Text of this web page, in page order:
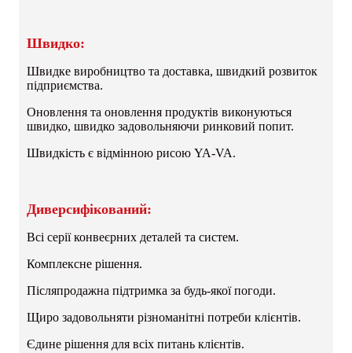
Швидко:
Швидке виробництво та доставка, швидкий розвиток
підприємства.
Оновлення та оновлення продуктів виконуються
швидко, швидко задовольняючи ринковий попит.
Швидкість є відмінною рисою YA-VA.
Диверсифікований:
Всі серії конвеєрних деталей та систем.
Комплексне рішення.
Післяпродажна підтримка за будь-якої погоди.
Щиро задовольняти різноманітні потреби клієнтів.
Єдине рішення для всіх питань клієнтів.